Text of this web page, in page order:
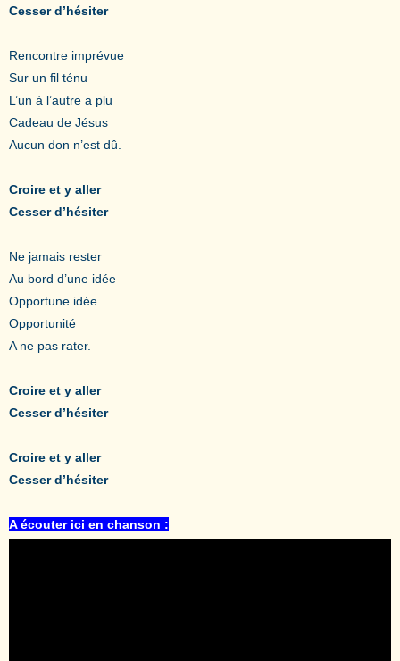
Cesser d’hésiter
Rencontre imprévue
Sur un fil ténu
L’un à l’autre a plu
Cadeau de Jésus
Aucun don n’est dû.
Croire et y aller
Cesser d’hésiter
Ne jamais rester
Au bord d’une idée
Opportune idée
Opportunité
A ne pas rater.
Croire et y aller
Cesser d’hésiter
Croire et y aller
Cesser d’hésiter
A écouter ici en chanson :